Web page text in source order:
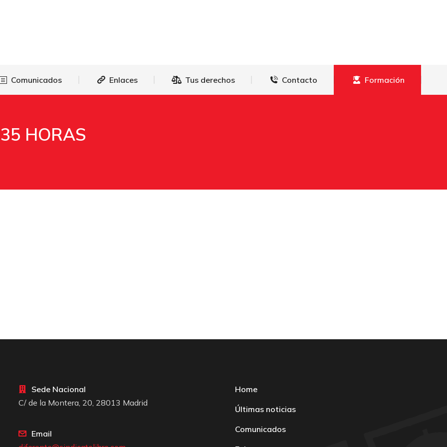
Comunicados Enlaces Tus derechos Contacto Formación
HORAS
Sede Nacional
C/ de la Montera, 20, 28013 Madrid
Email
Home
Últimas noticias
Comunicados